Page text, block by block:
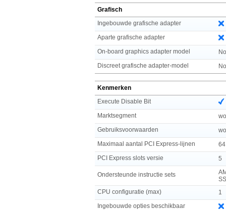
Grafisch
Ingebouwde grafische adapter
Aparte grafische adapter
On-board graphics adapter model
Discreet grafische adapter-model
Kenmerken
Execute Disable Bit
Marktsegment
Gebruiksvoorwaarden
Maximaal aantal PCI Express-lijnen
64
PCI Express slots versie
5
Ondersteunde instructie sets
CPU configuratie (max)
1
Ingebouwde opties beschikbaar